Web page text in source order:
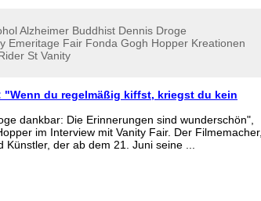
Alzheimer Buddhist Dennis Droge
Emeritage Fair Fonda Gogh Hopper Kreationen
St Vanity
"Wenn du regelmäßig kiffst, kriegst du kein
dankbar: Die Erinnerungen sind wunderschön",
im Interview mit Vanity Fair. Der Filmemacher,
Künstler, der ab dem 21. Juni seine ...